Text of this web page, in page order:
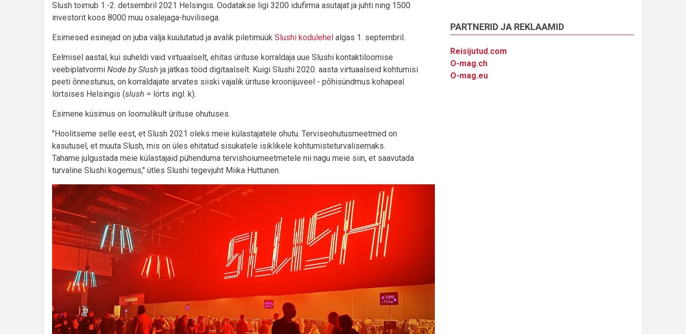
Slush toimub 1.-2. detsembril 2021 Helsingis. Oodatakse ligi 3200 idufirma asutajat ja juhti ning 1500
investorit koos 8000 muu osalejaga-huvilisega.
Esimesed esinejad on juba välja kuulutatud ja avalik piletimüük Slushi kodulehel algas 1. septembril.
Eelmisel aastal, kui suheldi vaid virtuaalselt, ehitas ürituse korraldaja uue Slushi kontaktiloomise
veebiplatvormi Node by Slush ja jätkas tööd digitaalselt. Kuigi Slushi 2020. aasta virtuaalseid kohtumisi
peeti õnnestunus, on korraldajate arvates siiski vajalik ürituse kroonijuveel - põhisündmus kohapeal
lörtsises Helsingis (slush = lörts ingl. k).
Esimene küsimus on loomulikult ürituse ohutuses.
"Hoolitseme selle eest, et Slush 2021 oleks meie külastajatele ohutu. Terviseohutusmeetmed on
kasutusel, et muuta Slush, mis on üles ehitatud sisukatele isiklikele kohtumisteturvalisemaks.
Tahame julgustada meie külastajaid pühenduma tervishoiumeetmetele nii nagu meie siin, et saavutada
turvaline Slushi kogemus," ütles Slushi tegevjuht Miika Huttunen.
PARTNERID JA REKLAAMID
Reisijutud.com
O-mag.ch
O-mag.eu